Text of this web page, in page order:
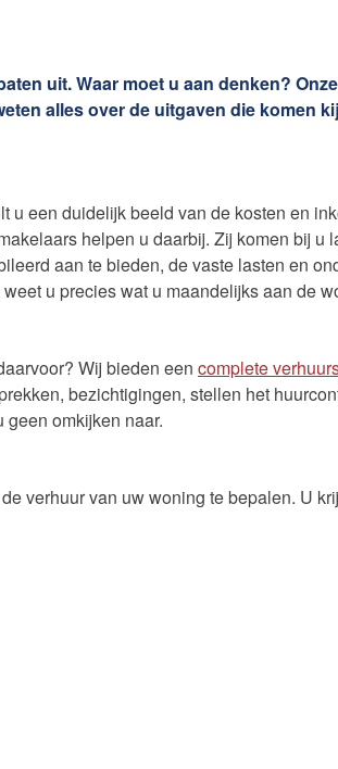
Huis verhuren in Leiden
Kosten verhuur
Wij regelen uw teruggave
Team Verhuur
uit. Waar moet u aan denken?
alles over de uitgaven die komen
u een duidelijk beeld van de kosten en
helpen u daarbij. Zij komen bij u
aan te bieden, de vaste lasten en
u precies wat u maandelijks aan de
Wij bieden een complete
bezichtigingen, stellen het
omkijken naar.
verhuur van uw woning te bepalen. U